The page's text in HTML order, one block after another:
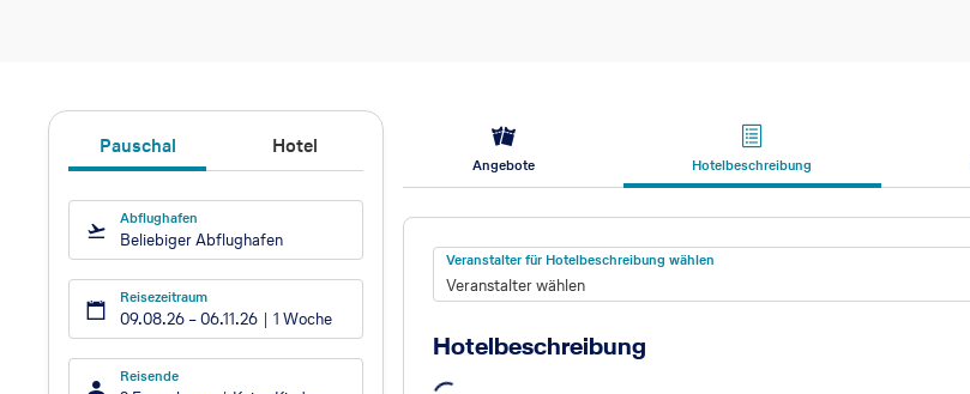
Pauschal Hotel
Abflughafen
Beliebiger Abflughafen
Reisezeitraum
09.08.26 –06.11.26 1 Woche
Reisende
Angebote Hotelbeschreibung
Hotelbeschreibung
Veranstalter für Hotelbeschreibung wählen
Veranstalter wählen
Hotelbeschreibung